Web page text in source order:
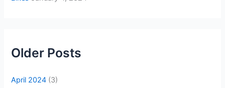
Older Posts
April 2024 (3)